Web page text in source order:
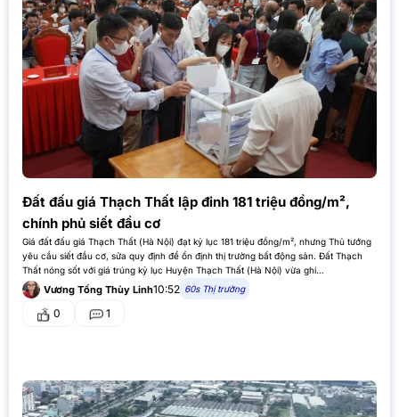
Đất đấu giá Thạch Thất lập đỉnh 181 triệu đồng/m²,
chính phủ siết đầu cơ
Giá đất đấu giá Thạch Thất (Hà Nội) đạt kỷ lục 181 triệu đồng/m², nhưng Thủ tướng
yêu cầu siết đầu cơ, sửa quy định để ổn định thị trường bất động sản. Đất Thạch
Thất nóng sốt với giá trúng kỷ lục Huyện Thạch Thất (Hà Nội) vừa ghi…
Vương Tống Thùy Linh10:52 60s Thị trường
0 1